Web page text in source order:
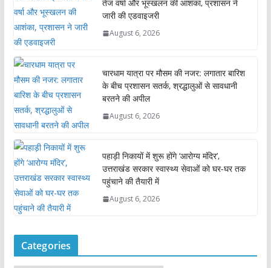
तेज वर्षा और भूस्खलन की आशंका, प्रशासन ने
जारी की एडवाइजरी
August 6, 2026
चारधाम यात्रा पर मौसम की नजर: लगातार बारिश
के बीच प्रशासन सतर्क, श्रद्धालुओं से सावधानी
बरतने की अपील
August 6, 2026
पहाड़ी निकायों में शुरू होंगे ‘आरोग्य मंदिर’,
उत्तराखंड सरकार स्वास्थ्य सेवाओं को घर-घर तक
पहुंचाने की तैयारी में
August 6, 2026
Categories